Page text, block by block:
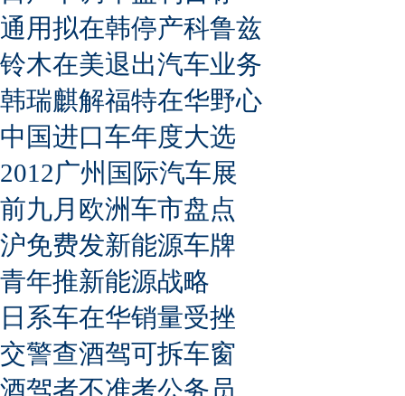
通用拟在韩停产科鲁兹
铃木在美退出汽车业务
韩瑞麒解福特在华野心
中国进口车年度大选
2012广州国际汽车展
前九月欧洲车市盘点
沪免费发新能源车牌
青年推新能源战略
日系车在华销量受挫
交警查酒驾可拆车窗
酒驾者不准考公务员